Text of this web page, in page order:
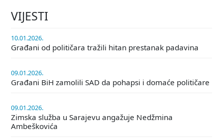
VIJESTI
10.01.2026.
Građani od političara tražili hitan prestanak padavina
09.01.2026.
Građani BiH zamolili SAD da pohapsi i domaće političare
09.01.2026.
Zimska služba u Sarajevu angažuje Nedžmina
Ambeškovića